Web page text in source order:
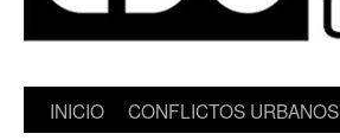
Saltar
INICIO CONFLICTOS URBANOS